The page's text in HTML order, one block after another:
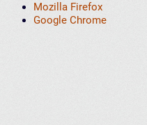
Mozilla Firefox
Google Chrome